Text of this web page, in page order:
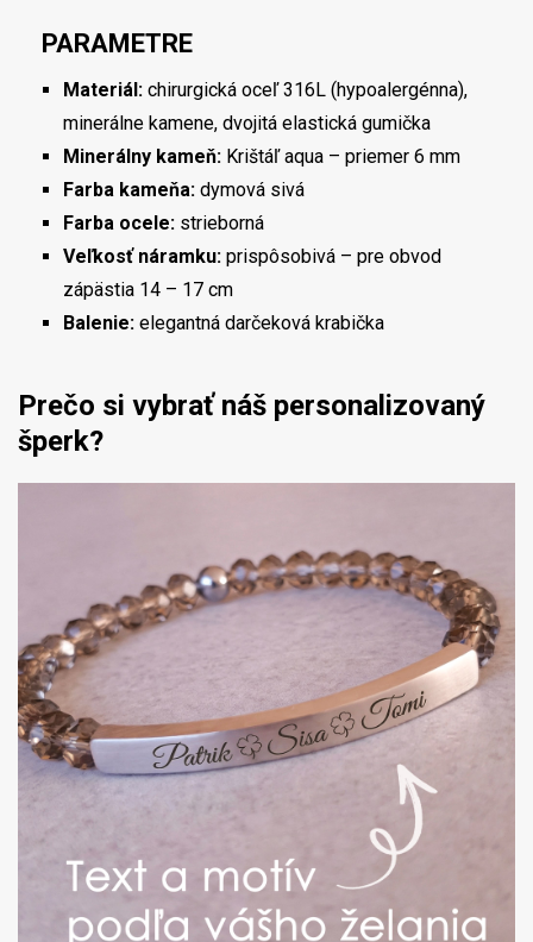
PARAMETRE
Materiál: chirurgická oceľ 316L (hypoalergénna),
minerálne kamene, dvojitá elastická gumička
Minerálny kameň: Krištáľ aqua – priemer 6 mm
Farba kameňa: dymová sivá
Farba ocele: strieborná
Veľkosť náramku: prispôsobivá – pre obvod
zápästia 14 – 17 cm
Balenie: elegantná darčeková krabička
Prečo si vybrať náš personalizovaný
šperk?